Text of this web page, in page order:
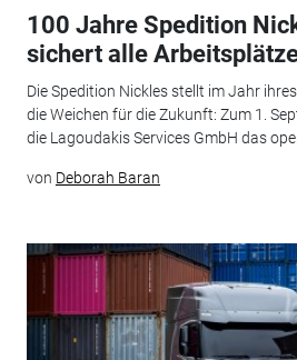
100 Jahre Spedition
sichert alle
Die Spedition Nickles stellt im Jahr
die Weichen für die Zukunft: Zum 1.
die Lagoudakis Services GmbH das
von Deborah Baran